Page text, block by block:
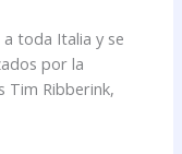
toda Italia y se
por la
Tim Ribberink,